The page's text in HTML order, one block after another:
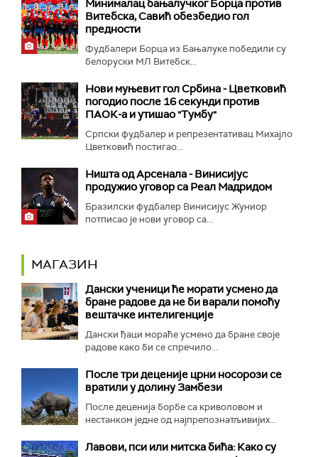
Минималац бањалучког Борца против
Витебска, Савић обезбедио гол
предности
Фудбалери Борца из Бањалуке победили су
белоруски МЛ Витебск...
Нови муњевит гол Србина - Цветковић
погодио после 16 секунди против
ПАОК-а и утишао "Тумбу"
Српски фудбалер и репрезентативац Михајло
Цветковић постигао...
Ништа од Арсенала - Винисијус
продужио уговор са Реал Мадридом
Бразилски фудбалер Винисијус Жуниор
потписао је нови уговор са...
МАГАЗИН
Дански ученици ће морати усмено да
бране радове да не би варали помоћу
вештачке интелигенције
Дански ђаци мораће усмено да бране своје
радове како би се спречило...
После три деценије црни носорози се
вратили у долину Замбези
После деценија борбе са криволовом и
нестанком једне од најпрепознатљивијих...
Лавови, пси или митска бића: Како су